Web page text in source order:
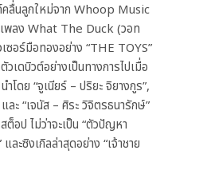
คลื่นลูกใหม่จาก Whoop Music
พลง What The Duck (วอท
ซอร์มือทองอย่าง “THE TOYS”
เดบิวต์อย่างเป็นทางการไปเมื่อ
โดย “จูเนียร์ – ปริยะ จิยางกูร”,
ะ “เจนัส – ศิระ วิจิตรธนารักษ์”
อป ไม่ว่าจะเป็น “ตัวปัญหา
ะซิงเกิลล่าสุดอย่าง “เจ้าชาย